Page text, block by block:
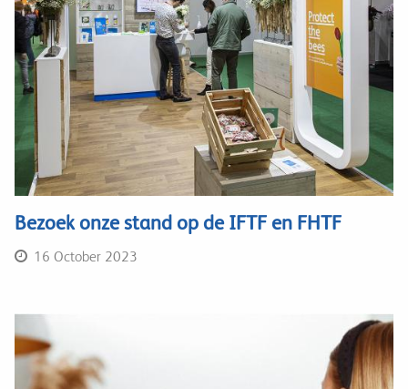
Bezoek onze stand op de IFTF en FHTF
16 October 2023